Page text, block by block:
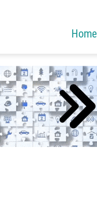
Home